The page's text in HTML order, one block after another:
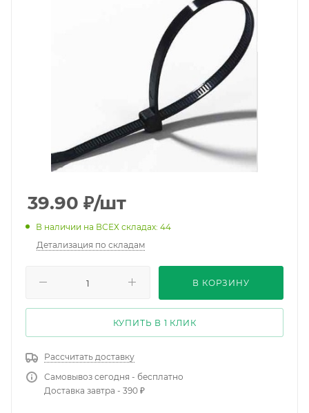
39.90 ₽/шт
В наличии на ВСЕХ складах: 44
Детализация по складам
В КОРЗИНУ
КУПИТЬ В 1 КЛИК
Рассчитать доставку
Самовывоз сегодня - бесплатно
Доставка завтра - 390 ₽